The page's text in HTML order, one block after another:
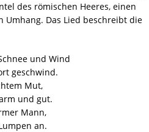
des römischen Heeres, einen
Umhang. Das Lied beschreibt die
und Wind
geschwind.
Mut,
und gut.
Mann,
an.